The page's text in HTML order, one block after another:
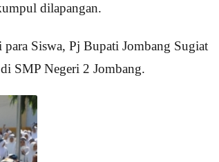
dilapangan.
Siswa, Pj Bupati Jombang Sugiat
SMP Negeri 2 Jombang.